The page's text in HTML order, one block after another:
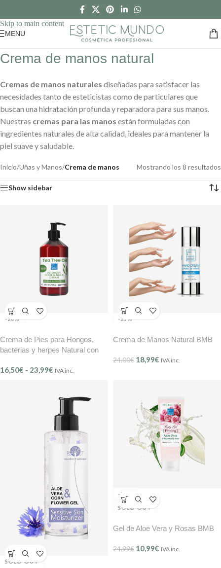
Skip to main content
MENU
Crema de manos natural
Cremas de manos naturales diseñadas para satisfacer las
necesidades tanto de esteticistas como de particulares que
buscan una hidratación profunda y reparadora para sus manos.
Nuestras cremas para las manos están formuladas con
ingredientes naturales de alta calidad, ideales para mantener la
piel suave y saludable.
Inicio/Uñas y Manos/Crema de manos Mostrando los 8 resultados
Show sidebar
-20%
Crema de Pies para Hongos,
bacterias y herpes Natural con
16,50€ - 23,99€ IVA inc.
-21%
Crema de Manos Natural BMB
24,00€ 18,99€ IVA inc.
SOLD OUT
-56%
SOLD OUT
Gel de Aloe Vera y Rosas BMB
24,99€ 10,99€ IVA inc.